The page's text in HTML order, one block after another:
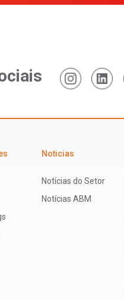
Noticias
Notícias do Setor
Notícias ABM